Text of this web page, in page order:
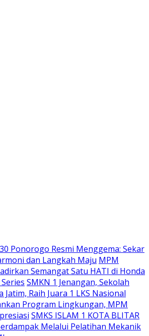
Ponorogo Resmi Menggema: Sekar
dan Langkah Maju MPM
Semangat Satu HATI di Honda
SMKN 1 Jenangan, Sekolah
Raih Juara 1 LKS Nasional
Program Lingkungan, MPM
SMKS ISLAM 1 KOTA BLITAR
Melalui Pelatihan Mekanik